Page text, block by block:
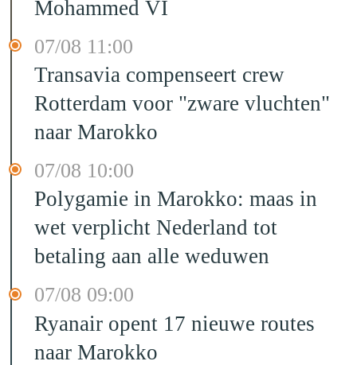
Mohammed VI
07/08 11:00
Transavia compenseert crew
Rotterdam voor "zware vluchten"
naar Marokko
07/08 10:00
Polygamie in Marokko: maas in
wet verplicht Nederland tot
betaling aan alle weduwen
07/08 09:00
Ryanair opent 17 nieuwe routes
naar Marokko